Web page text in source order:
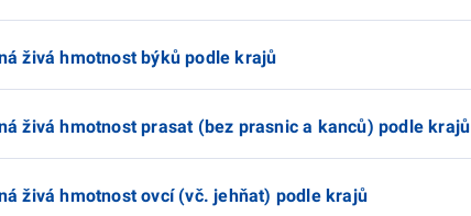
živá hmotnost býků podle krajů
živá hmotnost prasat (bez prasnic a kanců) podle krajů
živá hmotnost ovcí (vč. jehňat) podle krajů